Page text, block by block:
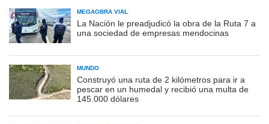
MEGAOBRA VIAL
La Nación le preadjudicó la obra de la Ruta 7 a
una sociedad de empresas mendocinas
MUNDO
Construyó una ruta de 2 kilómetros para ir a
pescar en un humedal y recibió una multa de
145.000 dólares